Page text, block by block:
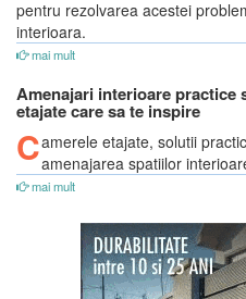
pentru rezolvarea acestei
interioara.
mai mult
Amenajari interioare practice
etajate care sa te inspire
Camerele etajate, solutii
amenajarea spatiilor
mai mult